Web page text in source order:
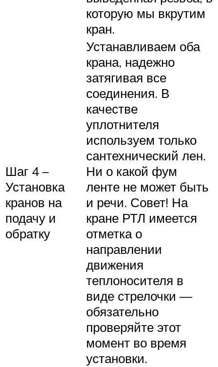
которую мы вкрутим
кран.
Шаг 4 –
Установка
кранов на
подачу и
обратку
Устанавливаем оба
крана, надежно
затягивая все
соединения. В
качестве
уплотнителя
используем только
сантехнический лен.
Ни о какой фум
ленте не может быть
и речи. Совет! На
кране РТЛ имеется
отметка о
направлении
движения
теплоносителя в
виде стрелочки —
обязательно
проверяйте этот
момент во время
установки.